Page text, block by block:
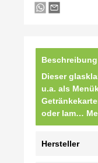
Beschreibung
Dieser
u.a. als
oder lam…
Hersteller